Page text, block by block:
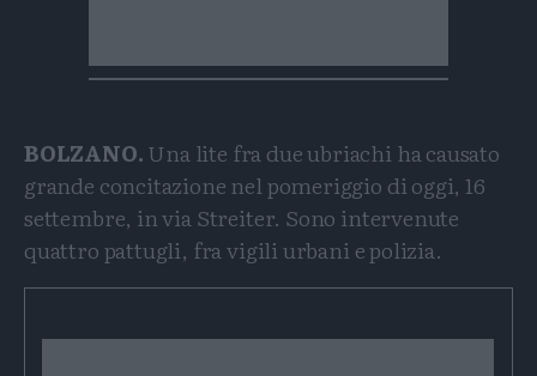
BOLZANO.Una lite fra due ubriachi ha causato
grande concitazione nel pomeriggio di oggi, 16
settembre, in via Streiter. Sono intervenute
quattro pattugli, fra vigili urbani e polizia.